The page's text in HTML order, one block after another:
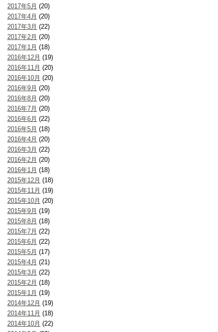
2017年5月 (20)
2017年4月 (20)
2017年3月 (22)
2017年2月 (20)
2017年1月 (18)
2016年12月 (19)
2016年11月 (20)
2016年10月 (20)
2016年9月 (20)
2016年8月 (20)
2016年7月 (20)
2016年6月 (22)
2016年5月 (18)
2016年4月 (20)
2016年3月 (22)
2016年2月 (20)
2016年1月 (18)
2015年12月 (18)
2015年11月 (19)
2015年10月 (20)
2015年9月 (19)
2015年8月 (18)
2015年7月 (22)
2015年6月 (22)
2015年5月 (17)
2015年4月 (21)
2015年3月 (22)
2015年2月 (18)
2015年1月 (19)
2014年12月 (19)
2014年11月 (18)
2014年10月 (22)